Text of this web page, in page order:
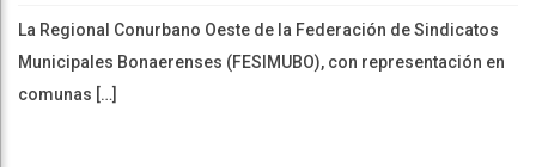
La Regional Conurbano Oeste de la Federación de Sindicatos
Municipales Bonaerenses (FESIMUBO), con representación en
comunas […]